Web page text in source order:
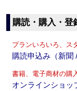
購読・購入・登
プランいろいろ、ス
購読申込み（新聞 /
書籍、電子商材の購
オンラインショッ